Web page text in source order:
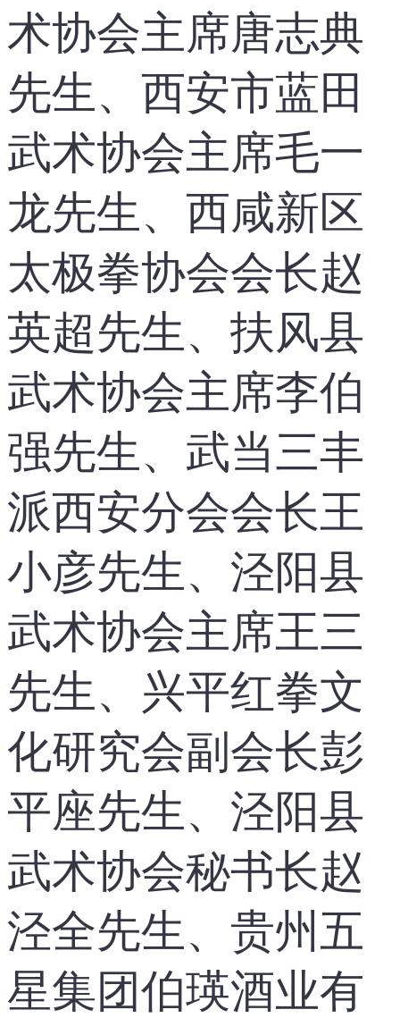
术协会主席唐志典
先生、西安市蓝田
武术协会主席毛一
龙先生、西咸新区
太极拳协会会长赵
英超先生、扶风县
武术协会主席李伯
强先生、武当三丰
派西安分会会长王
小彦先生、泾阳县
武术协会主席王三
先生、兴平红拳文
化研究会副会长彭
平座先生、泾阳县
武术协会秘书长赵
泾全先生、贵州五
星集团伯瑛酒业有